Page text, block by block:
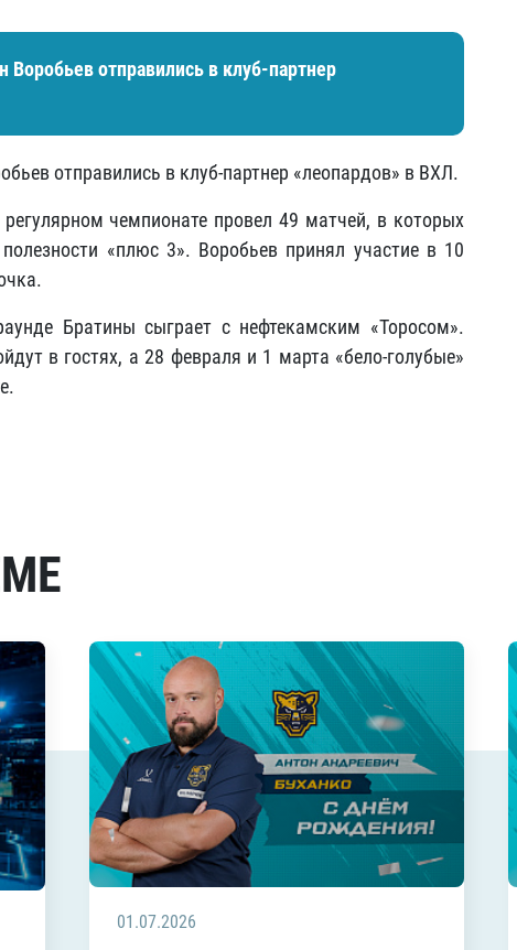
отправились в клуб-партнер
отправились в клуб-партнер «леопардов» в ВХЛ.
чемпионате провел 49 матчей, в которых
«плюс 3». Воробьев принял участие в 10
Братины сыграет с нефтекамским «Торосом».
в гостях, а 28 февраля и 1 марта «бело-голубые»
01.07.2026